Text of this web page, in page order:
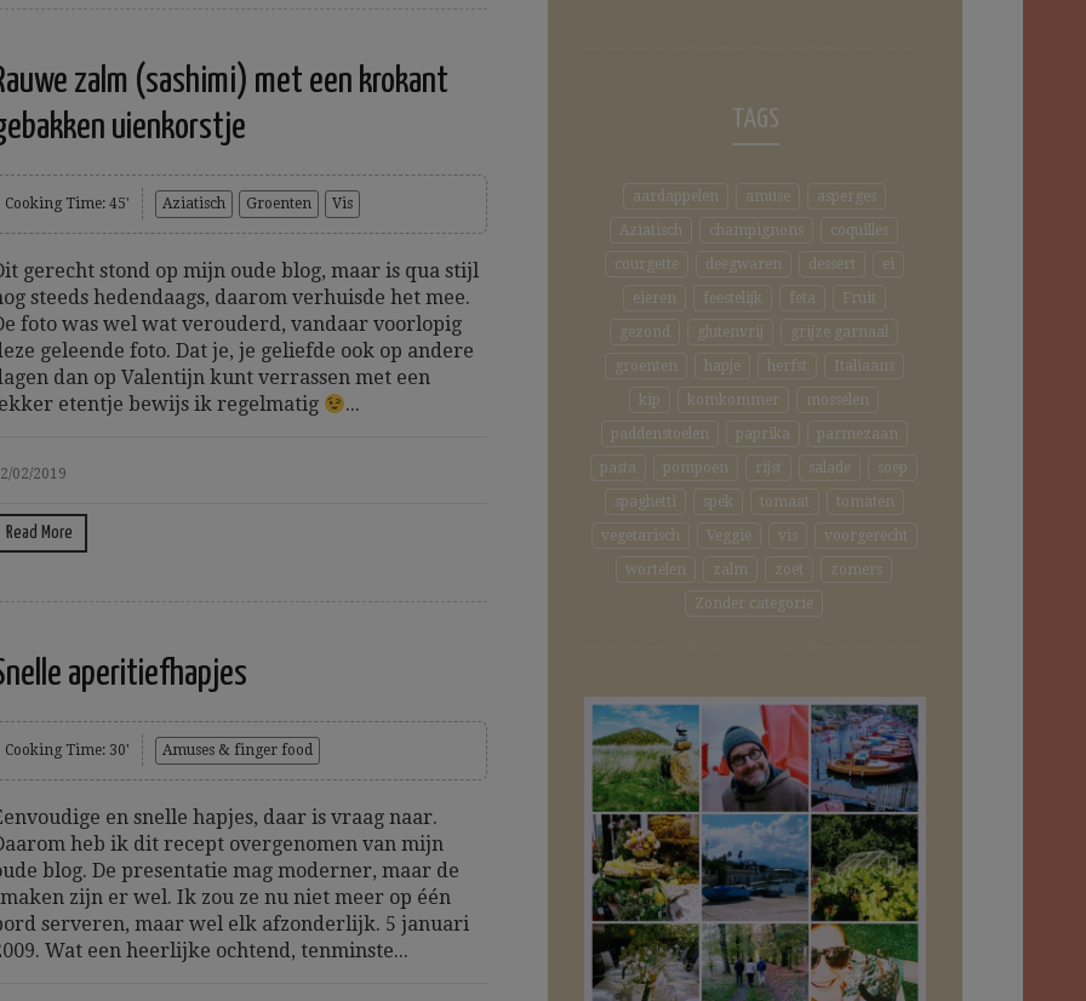
zalm (sashimi) met een krokant
uienkorstje
Cooking Time: 45' Aziatisch Groenten Vis
gerecht stond op mijn oude blog, maar is qua stijl
steeds hedendaags, daarom verhuisde het mee.
foto was wel wat verouderd, vandaar voorlopig
geleende foto. Dat je, je geliefde ook op andere
dan op Valentijn kunt verrassen met een
etentje bewijs ik regelmatig
...
02/2019
Read More
aperitiefhapjes
Cooking Time: 30' Amuses & finger food
en snelle hapjes, daar is vraag naar.
heb ik dit recept overgenomen van mijn
blog. De presentatie mag moderner, maar de
zijn er wel. Ik zou ze nu niet meer op één
serveren, maar wel elk afzonderlijk. 5 januari
Wat een heerlijke ochtend, tenminste...
TAGS
aardappelen amuse
asperges
Aziatisch
champignons
coquilles
courgette
deegwaren dessert
ei
eieren
feestelijk feta
Fruit
gezond
glutenvrij
grijze garnaal
groenten
hapje herfst
Italiaans
kip
komkommer
mosselen
paddenstoelen
paprika
parmezaan
pasta
pompoen rijst salade
soep
spaghetti
spek tomaat
tomaten
vegetarisch
Veggie vis
voorgerecht
wortelen
zalm zoet
zomers
Zonder categorie